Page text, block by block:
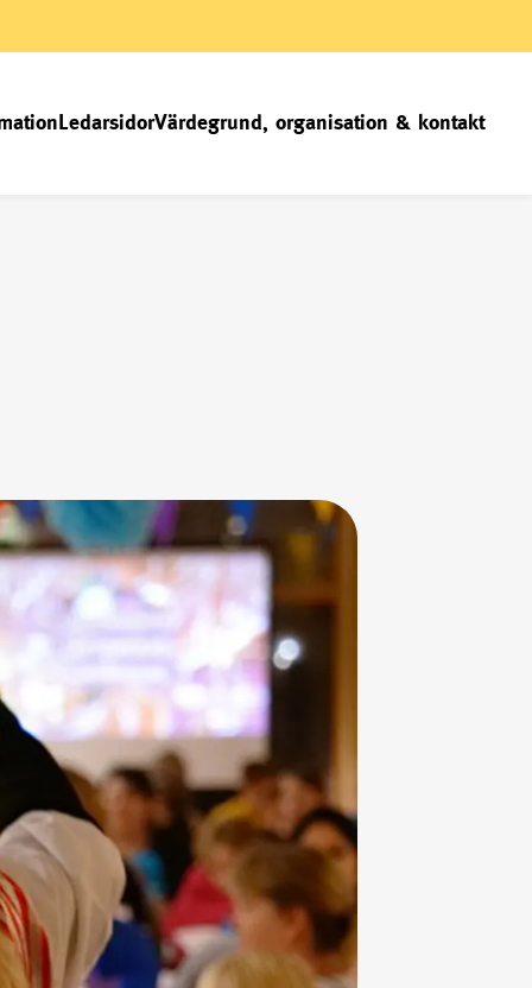
LedarsidorVärdegrund, organisation & kontakt